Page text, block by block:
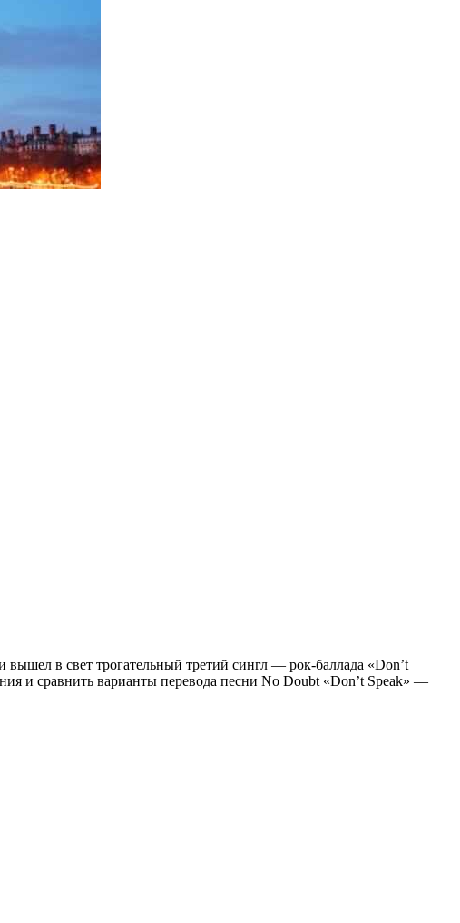
в свет трогательный третий сингл — рок-баллада «Don’t
и сравнить варианты перевода песни No Doubt «Don’t Speak» —